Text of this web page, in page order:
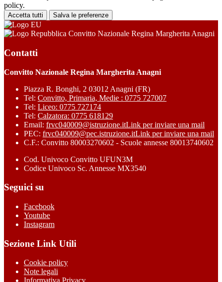
policy.
Accetta tutti Salva le preferenze
Convitto Nazionale Regina Margherita Anagni
Contatti
Convitto Nazionale Regina Margherita Anagni
Piazza R. Bonghi, 2 03012 Anagni (FR)
Tel: Convitto, Primaria, Medie : 0775 727007
Tel: Liceo: 0775 727174
Tel: Calzatora: 0775 618129
Email: frvc040009@istruzione.itLink per inviare una mail
PEC: frvc040009@pec.istruzione.itLink per inviare una mail
C.F.: Convitto 80003270602 - Scuole annesse 80013740602
Cod. Univoco Convitto UFUN3M
Codice Univoco Sc. Annesse MX3540
Seguici su
Facebook
Youtube
Instagram
Sezione Link Utili
Cookie policy
Note legali